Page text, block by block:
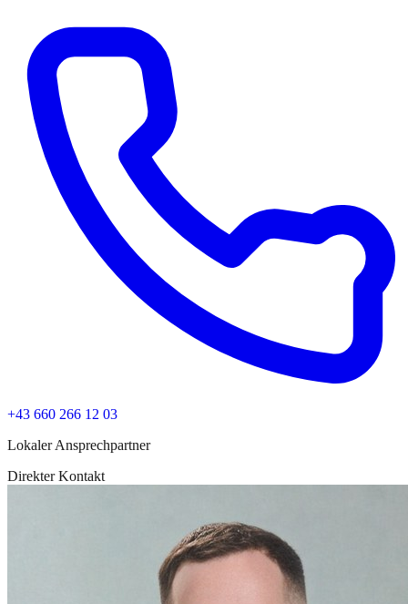
+43 660 266 12 03
Lokaler Ansprechpartner
Direkter Kontakt